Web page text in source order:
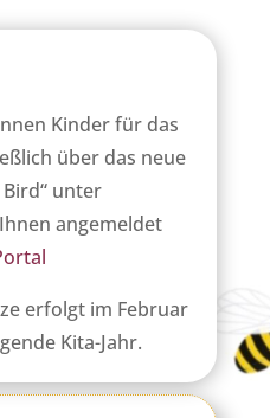
Kinder für das
über das neue
unter
angemeldet
erfolgt im Februar
Kita-Jahr.